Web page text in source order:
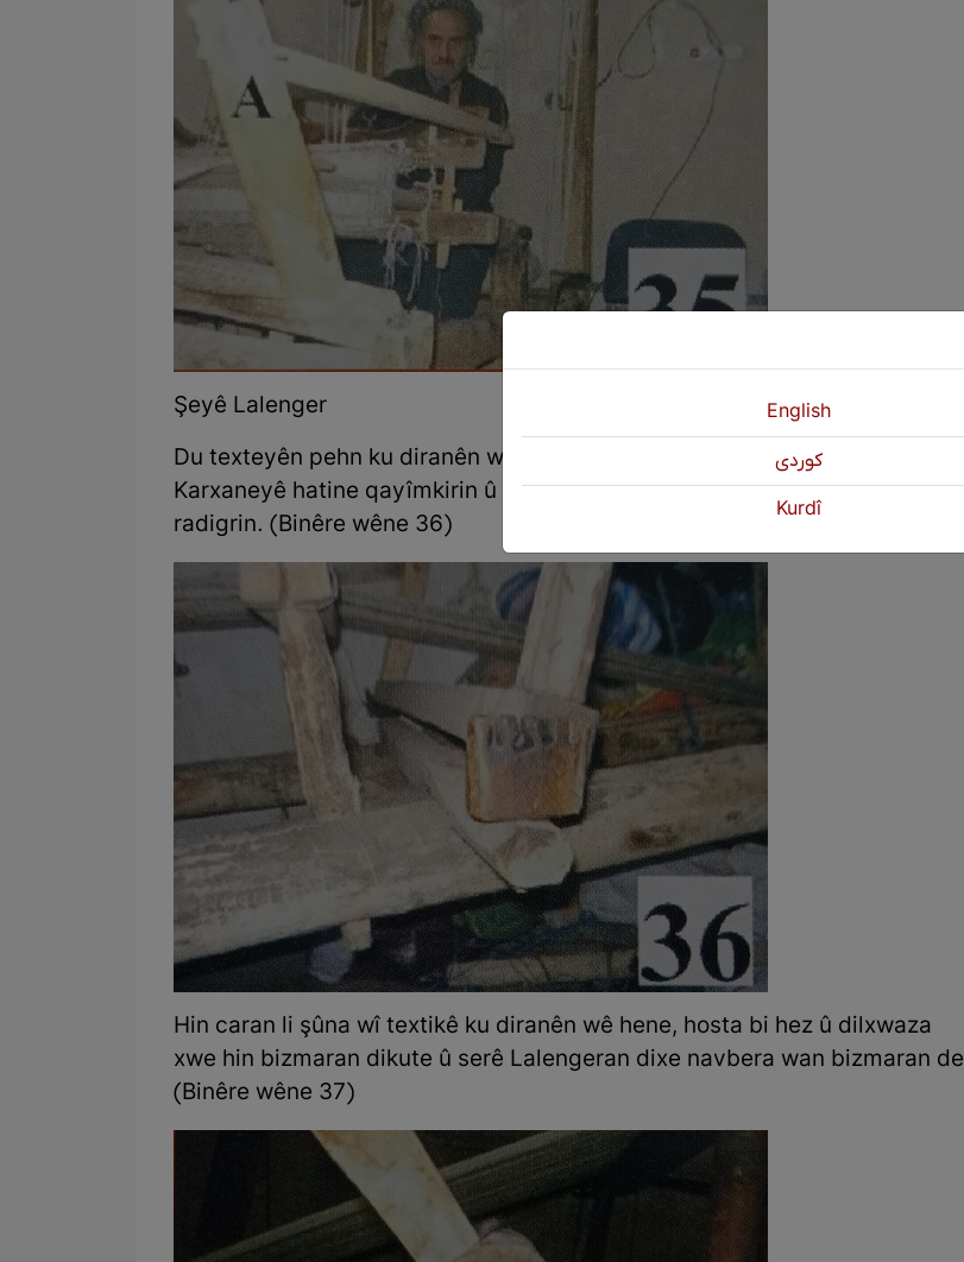
Şeyê Lalenger
Du texteyên pehn ku diranên wê hene li her du aliyên Lalenger li ser
Karxaneyê hatine qayîmkirin û li her du aliyan serê bizmarên Lalengerê
radigrin. (Binêre wêne 36)
Hin caran li şûna wî textikê ku diranên wê hene, hosta bi hez û dilxwaza
xwe hin bizmaran dikute û serê Lalengeran dixe navbera wan bizmaran de
(Binêre wêne 37)
English
كوردی
Kurdî